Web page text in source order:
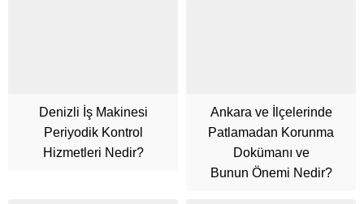
Denizli İş Makinesi
Periyodik Kontrol
Hizmetleri Nedir?
Ankara ve İlçelerinde
Patlamadan Korunma
Dokümanı ve
Bunun Önemi Nedir?